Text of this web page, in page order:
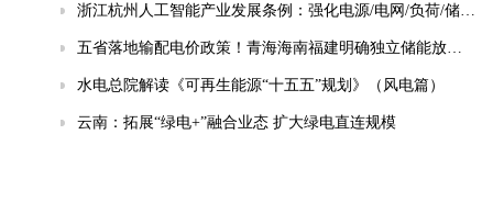
浙江杭州人工智能产业发展条例：强化电源/电网/负荷/储能协同，推动城市供电可靠性符合算力设施标准
五省落地输配电价政策！青海海南福建明确独立储能放电退减输配电费！
水电总院解读《可再生能源“十五五”规划》（风电篇）
云南：拓展“绿电+”融合业态 扩大绿电直连规模